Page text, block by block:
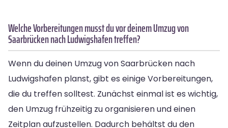
Welche Vorbereitungen musst du vor deinem Umzug von
Saarbrücken nach Ludwigshafen treffen?
Wenn du deinen Umzug von Saarbrücken nach
Ludwigshafen planst, gibt es einige Vorbereitungen,
die du treffen solltest. Zunächst einmal ist es wichtig,
den Umzug frühzeitig zu organisieren und einen
Zeitplan aufzustellen. Dadurch behältst du den